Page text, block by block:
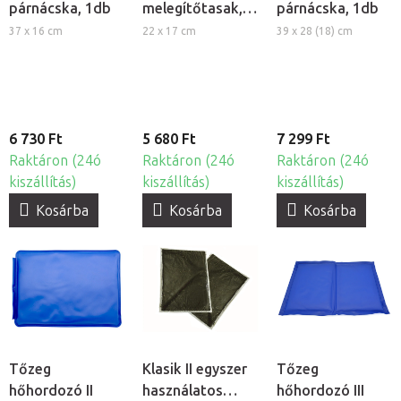
párnácska, 1db
37 x 16 cm
6 730 Ft
Raktáron (24ó
kiszállítás)
Kosárba
melegítőtasak,
1db
22 x 17 cm
5 680 Ft
Raktáron (24ó
kiszállítás)
Kosárba
párnácska, 1db
39 x 28 (18) cm
7 299 Ft
Raktáron (24ó
kiszállítás)
Kosárba
Tőzeg
hőhordozó II
Klasik II egyszer
használatos
Tőzeg
hőhordozó III